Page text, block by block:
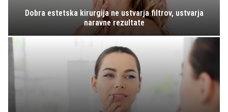
Dobra estetska kirurgija ne ustvarja filtrov, ustvarja
naravne rezultate